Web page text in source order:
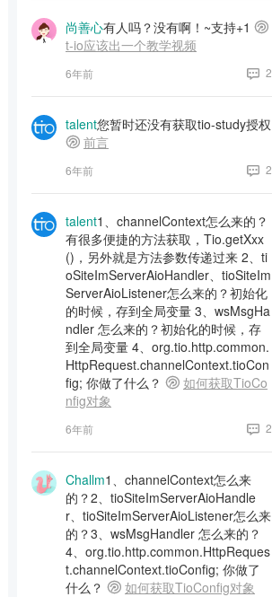
尚善心有人吗？没有啊！~支持+1
t-io应该出一个教学视频
6年前 2
talent您暂时还没有获取tio-study授权
前言
6年前 2
talent1、channelContext怎么来的？
有很多便捷的方法获取，Tio.getXxx
()，另外就是方法参数传递过来 2、ti
oSiteImServerAioHandler、tioSiteIm
ServerAioListener怎么来的？初始化
的时候，存到全局变量 3、wsMsgHa
ndler 怎么来的？初始化的时候，存
到全局变量 4、org.tio.http.common.
HttpRequest.channelContext.tioCon
fig; 你做了什么？
如何获取TioCo
nfig对象
6年前 2
Challm1、channelContext怎么来
的？2、tioSiteImServerAioHandle
r、tioSiteImServerAioListener怎么来
的？3、wsMsgHandler 怎么来的？
4、org.tio.http.common.HttpReques
t.channelContext.tioConfig; 你做了
什么？
如何获取TioConfig对象